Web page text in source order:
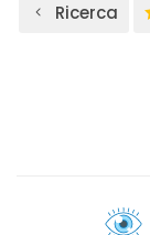
Ricerca